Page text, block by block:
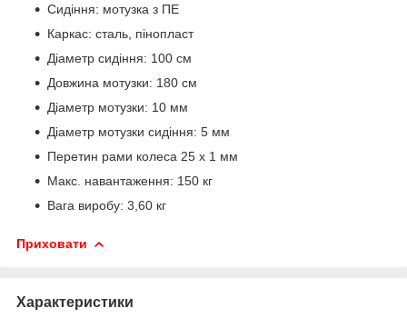
Сидіння: мотузка з ПЕ
Каркас: сталь, пінопласт
Діаметр сидіння: 100 см
Довжина мотузки: 180 см
Діаметр мотузки: 10 мм
Діаметр мотузки сидіння: 5 мм
Перетин рами колеса 25 х 1 мм
Макс. навантаження: 150 кг
Вага виробу: 3,60 кг
Приховати
Характеристики